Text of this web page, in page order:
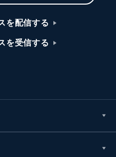
を配信する
を受信する